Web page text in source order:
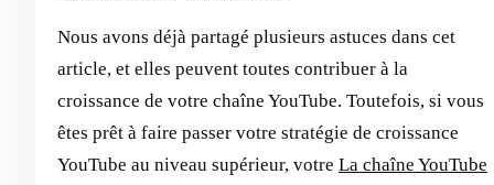
Nous avons déjà partagé plusieurs astuces dans cet
article, et elles peuvent toutes contribuer à la
croissance de votre chaîne YouTube. Toutefois, si vous
êtes prêt à faire passer votre stratégie de croissance
YouTube au niveau supérieur, votre La chaîne YouTube